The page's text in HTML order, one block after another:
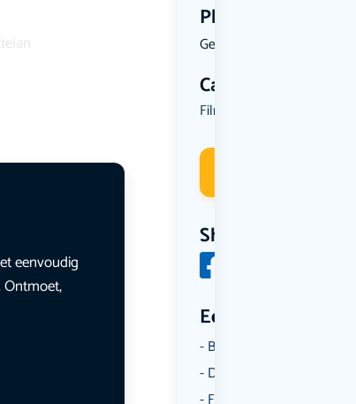
Plekken
Geen limiet
Categorie
Film
Share
Een aantal
Borrelen
Dansen
eenvoudig
Ontmoet,